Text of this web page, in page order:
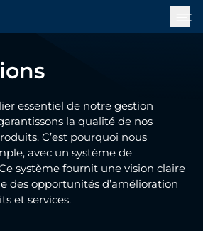
essentiel de notre gestion
la qualité de nos
C’est pourquoi nous
avec un système de
système fournit une vision claire
des opportunités d’amélioration
et services.